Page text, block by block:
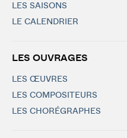
LES SAISONS
LE CALENDRIER
LES OUVRAGES
LES ŒUVRES
LES COMPOSITEURS
LES CHORÉGRAPHES